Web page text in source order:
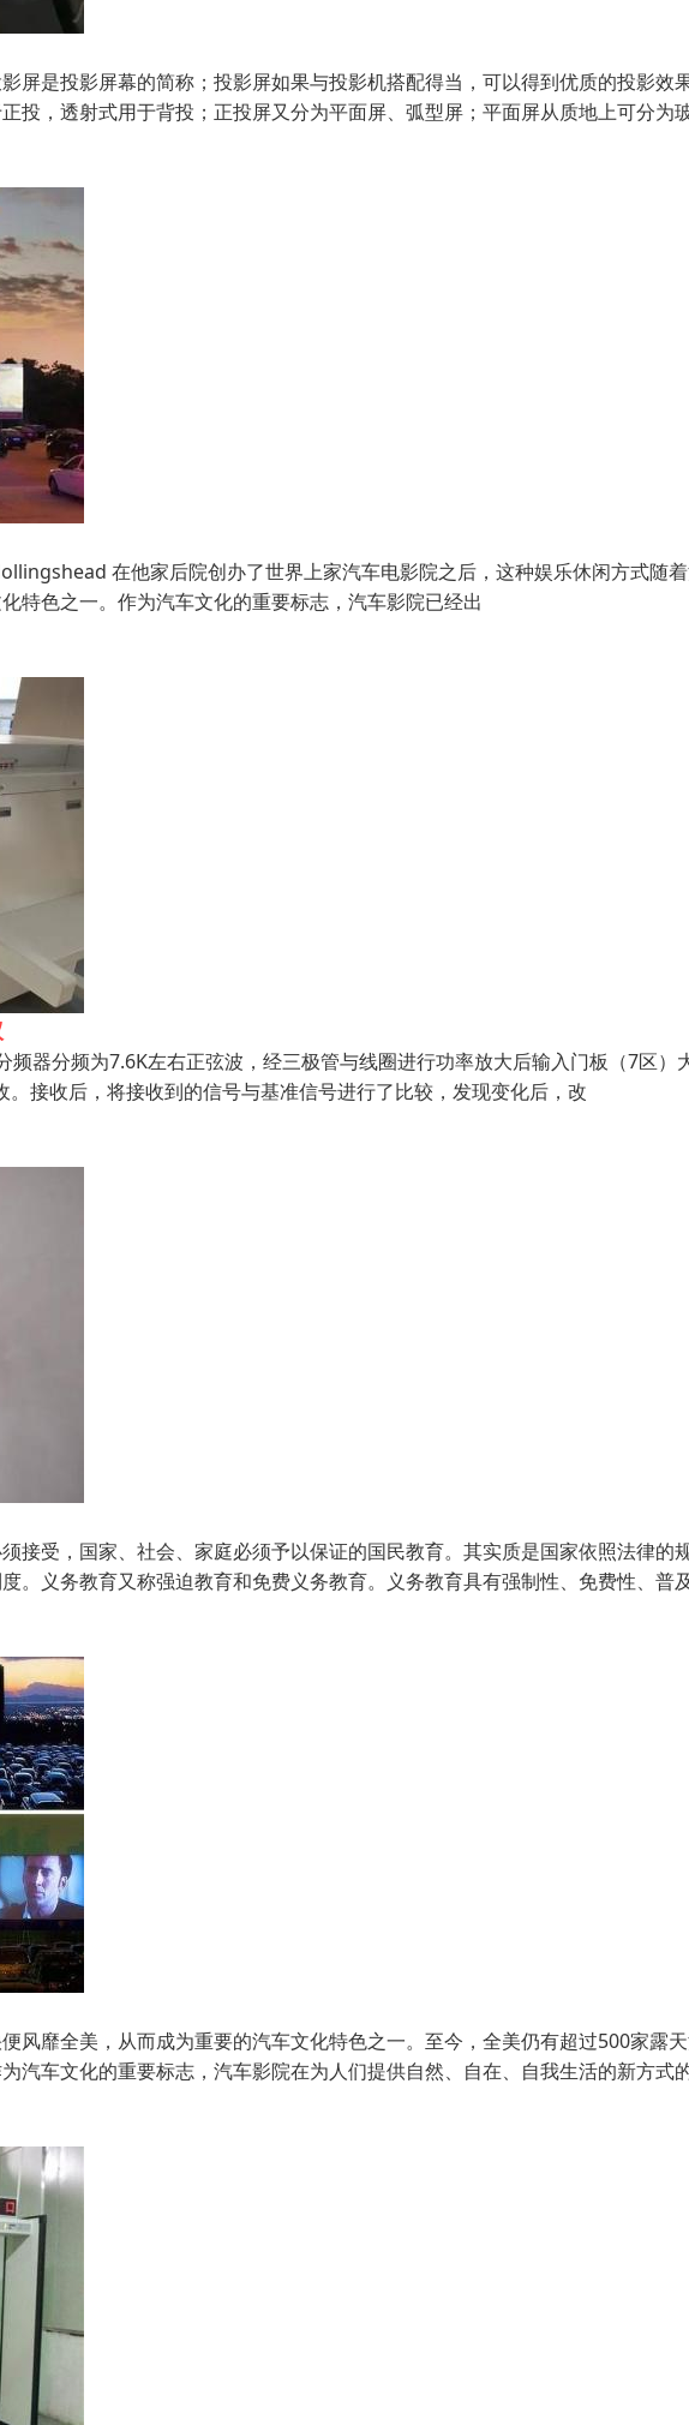
屏是投影屏幕的简称；投影屏如果与投影机搭配得当，可以得到优质的投影效
投，透射式用于背投；正投屏又分为平面屏、弧型屏；平面屏从质地上可分为
在他家后院创办了世界上家汽车电影院之后，这种娱乐休闲方式随
特色之一。作为汽车文化的重要标志，汽车影院已经出
器分频为7.6K左右正弦波，经三极管与线圈进行功率放大后输入门板（7区）
接收后，将接收到的信号与基准信号进行了比较，发现变化后，改
接受，国家、社会、家庭必须予以保证的国民教育。其实质是国家依照法律的
。义务教育又称强迫教育和免费义务教育。义务教育具有强制性、免费性、普
风靡全美，从而成为重要的汽车文化特色之一。至今，全美仍有超过500家露
汽车文化的重要标志，汽车影院在为人们提供自然、自在、自我生活的新方式